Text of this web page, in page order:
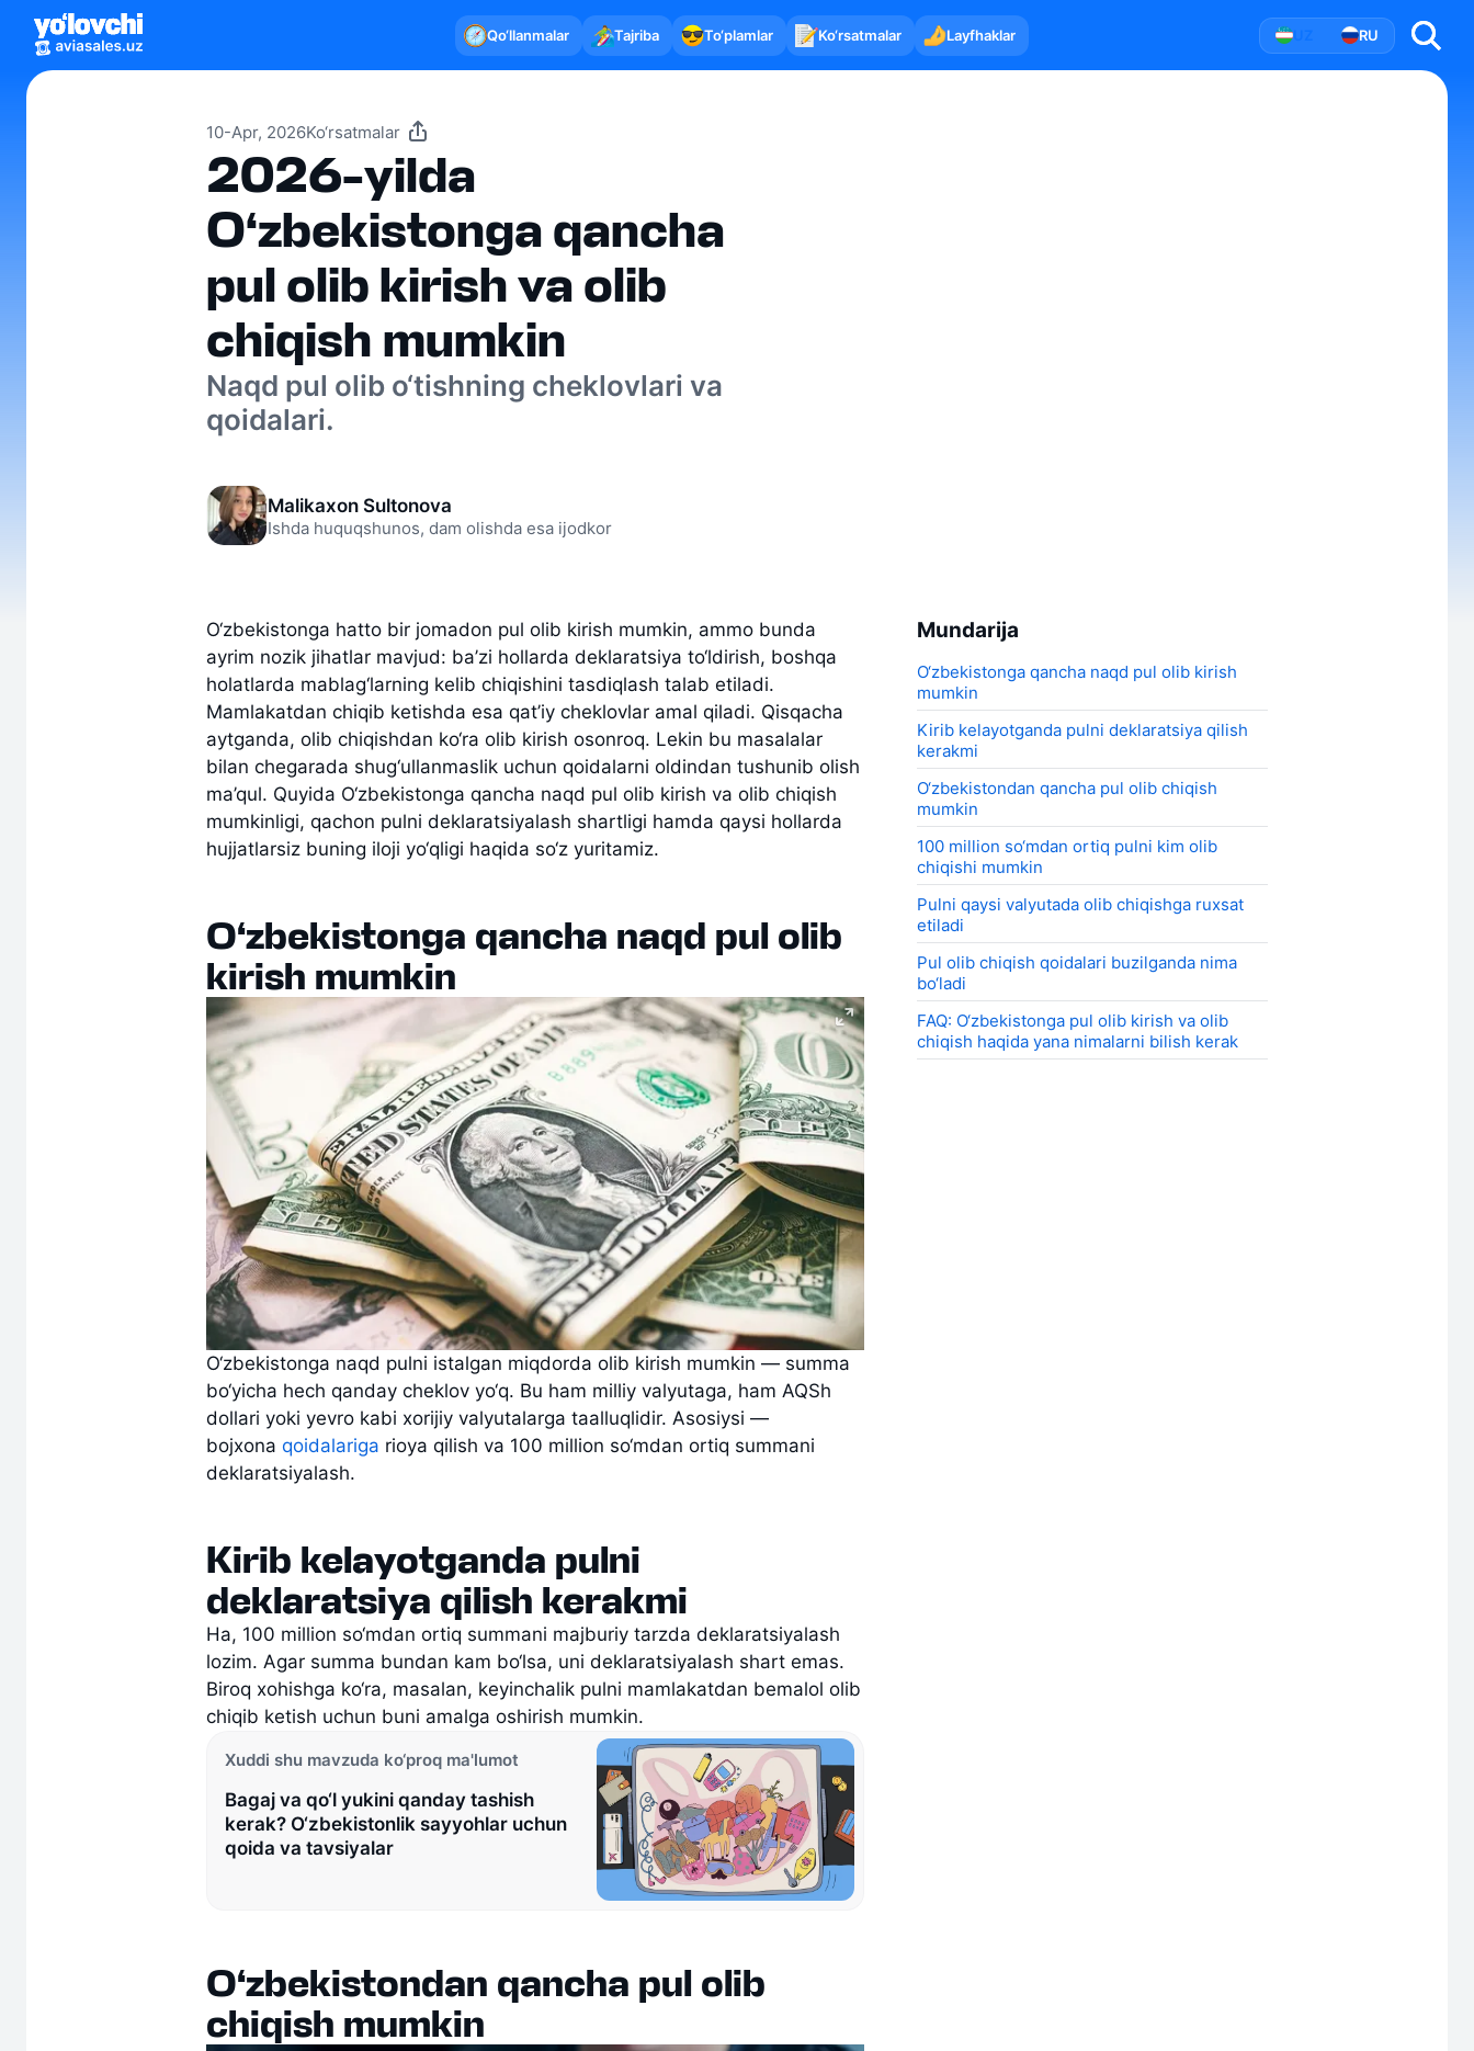
Qo‘llanmalar Tajriba To‘plamlar Ko‘rsatmalar Layfhaklar RU
10-Apr, 2026Ko‘rsatmalar
2026-yilda
O‘zbekistonga qancha
pul olib kirish va olib
chiqish mumkin
Naqd pul olib o‘tishning cheklovlari va
qoidalari.
Malikaxon Sultonova
Ishda huquqshunos, dam olishda esa ijodkor
O‘zbekistonga hatto bir jomadon pul olib kirish mumkin, ammo bunda
ayrim nozik jihatlar mavjud: ba’zi hollarda deklaratsiya to‘ldirish, boshqa
holatlarda mablag‘larning kelib chiqishini tasdiqlash talab etiladi.
Mamlakatdan chiqib ketishda esa qat’iy cheklovlar amal qiladi. Qisqacha
aytganda, olib chiqishdan ko‘ra olib kirish osonroq. Lekin bu masalalar
bilan chegarada shug‘ullanmaslik uchun qoidalarni oldindan tushunib olish
ma’qul. Quyida O‘zbekistonga qancha naqd pul olib kirish va olib chiqish
mumkinligi, qachon pulni deklaratsiyalash shartligi hamda qaysi hollarda
hujjatlarsiz buning iloji yo‘qligi haqida so‘z yuritamiz.
O‘zbekistonga qancha naqd pul olib
kirish mumkin
O‘zbekistonga naqd pulni istalgan miqdorda olib kirish mumkin — summa
bo‘yicha hech qanday cheklov yo‘q. Bu ham milliy valyutaga, ham AQSh
dollari yoki yevro kabi xorijiy valyutalarga taalluqlidir. Asosiysi —
bojxona qoidalariga rioya qilish va 100 million so‘mdan ortiq summani
deklaratsiyalash.
Kirib kelayotganda pulni
deklaratsiya qilish kerakmi
Ha, 100 million so‘mdan ortiq summani majburiy tarzda deklaratsiyalash
lozim. Agar summa bundan kam bo‘lsa, uni deklaratsiyalash shart emas.
Biroq xohishga ko‘ra, masalan, keyinchalik pulni mamlakatdan bemalol olib
chiqib ketish uchun buni amalga oshirish mumkin.
Xuddi shu mavzuda ko‘proq ma'lumot
Bagaj va qo‘l yukini qanday tashish
kerak? O‘zbekistonlik sayyohlar uchun
qoida va tavsiyalar
O‘zbekistondan qancha pul olib
chiqish mumkin
Mundarija
O‘zbekistonga qancha naqd pul olib kirish
mumkin
Kirib kelayotganda pulni deklaratsiya qilish
kerakmi
O‘zbekistondan qancha pul olib chiqish
mumkin
100 million so‘mdan ortiq pulni kim olib
chiqishi mumkin
Pulni qaysi valyutada olib chiqishga ruxsat
etiladi
Pul olib chiqish qoidalari buzilganda nima
bo‘ladi
FAQ: O‘zbekistonga pul olib kirish va olib
chiqish haqida yana nimalarni bilish kerak